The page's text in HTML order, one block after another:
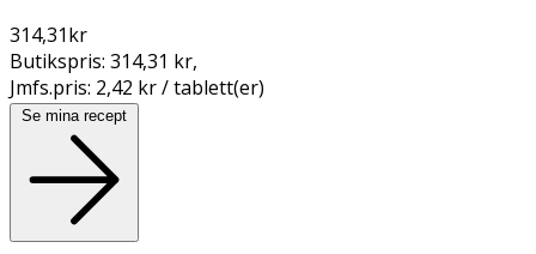
314,31kr
Butikspris: 314,31 kr,
Jmfs.pris: 2,42 kr / tablett(er)
Se mina recept